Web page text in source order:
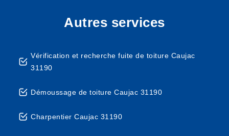
Autres services
Vérification et recherche fuite de toiture Caujac
31190
Démoussage de toiture Caujac 31190
Charpentier Caujac 31190